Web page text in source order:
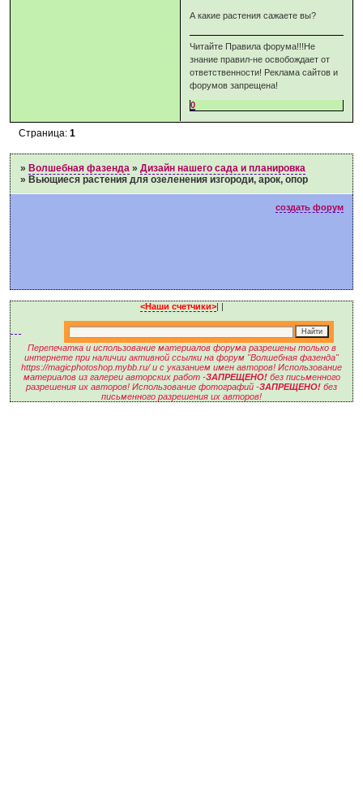
А какие растения сажаете вы?
Читайте Правила форума!!!Не
знание правил-не освобождает от
ответственности! Реклама сайтов и
форумов запрещена!
0
Страница:1
»Волшебная фазенда »Дизайн нашего сада и планировка
»Вьющиеся растения для озеленения изгороди, арок, опор
создать форум
<Наши счетчики>| |
Перепечатка и использование материалов форума разрешены только в
интернете при наличии активной ссылки на форум "Волшебная фазенда"
https://magicphotoshop.mybb.ru/ и с указанием имен авторов! Использование
материалов из галереи авторских работ -ЗАПРЕЩЕНО!без письменного
разрешения их авторов! Использование фотографий -ЗАПРЕЩЕНО! без
письменного разрешения их авторов!